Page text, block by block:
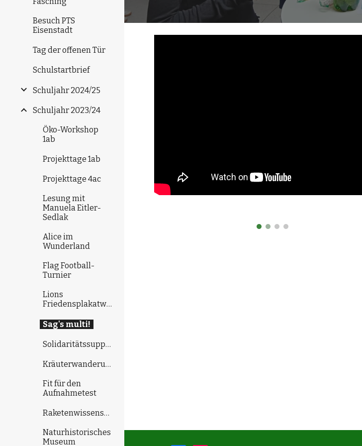
Besuch PTS
Eisenstadt
Tag der offenen Tür
Schulstartbrief
Schuljahr 2024/25
Schuljahr 2023/24
Öko-Workshop
1ab
Projekttage 1ab
Projekttage 4ac
Lesung mit
Manuela Eitler-
Sedlak
Alice im
Wunderland
Flag Football-
Turnier
Lions
Friedensplakatwettbewerb
Sag's multi!
Solidaritätssuppenessen
Kräuterwanderung
Fit für den
Aufnahmetest
Raketenwissenschaft
Naturhistorisches
Museum